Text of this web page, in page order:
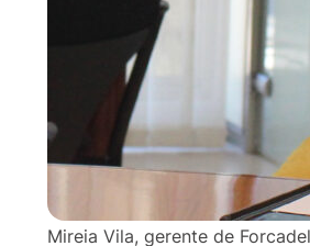
Mireia Vila, gerente de